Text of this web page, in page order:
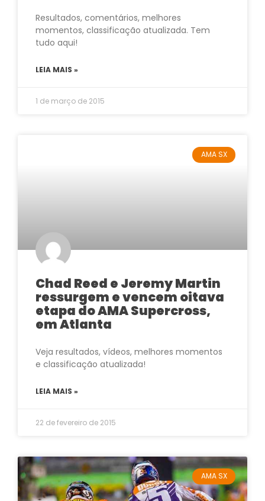
Resultados, comentários, melhores
momentos, classificação atualizada. Tem
tudo aqui!
LEIA MAIS »
1 de março de 2015
AMA SX
Chad Reed e Jeremy Martin
ressurgem e vencem oitava
etapa do AMA Supercross,
em Atlanta
Veja resultados, vídeos, melhores momentos
e classificação atualizada!
LEIA MAIS »
22 de fevereiro de 2015
AMA SX